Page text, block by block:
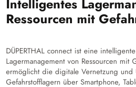
Intelligentes
Ressourcen mit
DÜPERTHAL connect ist eine
Lagermanagement von Ressourcen mit
ermöglicht die digitale Vernetzung und
Gefahrstofflagern über Smartphone,